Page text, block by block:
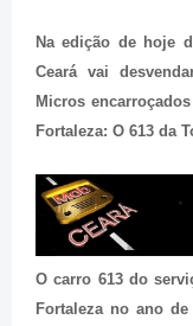
Na edição de hoje
Ceará vai
Micros
Fortaleza: O 613 da
O carro 613 do
Fortaleza no ano